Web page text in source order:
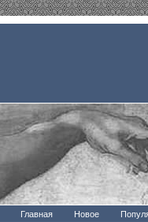
Главная Новое